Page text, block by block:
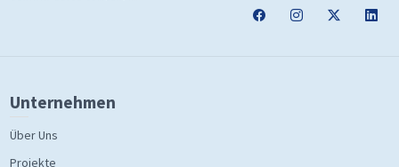
Unternehmen
Über Uns
Projekte